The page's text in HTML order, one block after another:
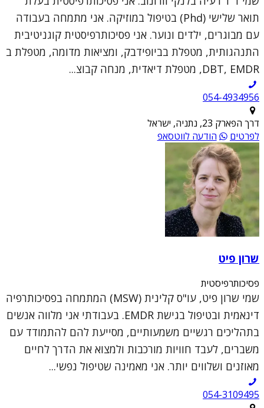
תואר שלישי (Phd) בטיפול במוזיקה. אני מתמחה בעבודה
עם מבוגרים, ילדים ונוער. אני פסיכותרפיסטית קוגניטיבית
התנהגותית, מטפלת בביופידבק, ומציאות מדומה, מטפלת ב
DBT, EMDR, מטפלת דיאדית, מנחה קבוצ...
054-4934956
דרך הפארק 23, נתניה, ישראל
לפרטים
הודעה לווטסאפ
שרון פיט
פסיכותרפיסטית
שמי שרון פיט, עו"ס קלינית (MSW) המתמחה בפסיכותרפיה
דינאמית ובטיפול בגישת EMDR. בעבודתי אני מלווה אנשים
בתהליכים רגשיים משמעותיים, מסייעת להם להתמודד עם
משברים, לעבד חוויות מורכבות ולמצוא את הדרך לחיים
מאוזנים ושלווים יותר. אני מאמינה שטיפול נפשי...
054-3109495